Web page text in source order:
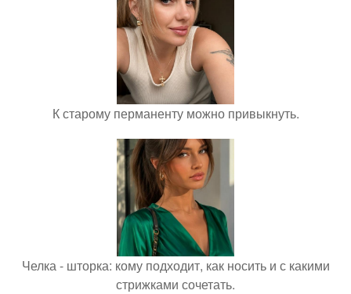
К старому перманенту можно привыкнуть.
Челка - шторка: кому подходит, как носить и с какими
стрижками сочетать.